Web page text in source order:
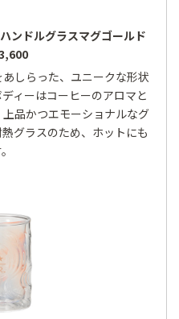
ハンドルグラスマグゴールド
しらった、ユニークな形状
ィーはコーヒーのアロマと
品かつエモーショナルなグ
グラスのため、ホットにも